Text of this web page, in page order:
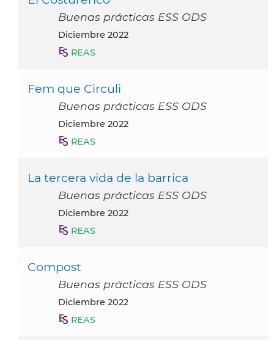
Buenas prácticas ESS ODS
diciembre 2022
REAS
Fem que Circuli
Buenas prácticas ESS ODS
diciembre 2022
REAS
La tercera vida de la barrica
Buenas prácticas ESS ODS
diciembre 2022
REAS
Compost
Buenas prácticas ESS ODS
diciembre 2022
REAS